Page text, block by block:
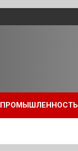
ПРОМЫШЛЕННОСТЬ